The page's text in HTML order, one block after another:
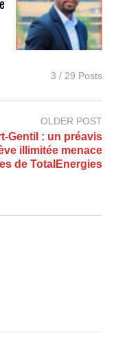
3 / 29 Posts
OLDER POST
Gentil : un préavis
illimitée menace
de TotalEnergies